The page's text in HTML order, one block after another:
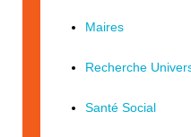
Maires
Recherche
Santé Social